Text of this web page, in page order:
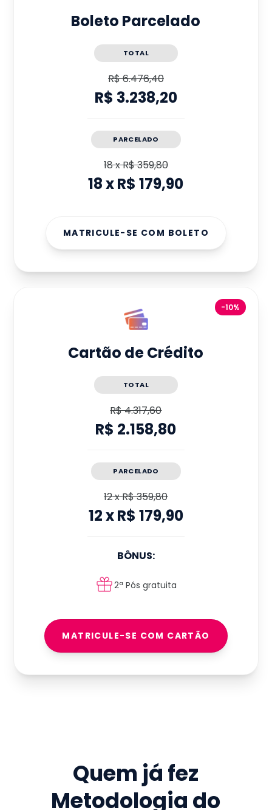
Boleto Parcelado
TOTAL
R$ 6.476,40
R$ 3.238,20
PARCELADO
18xR$ 359,80
18xR$ 179,90
MATRICULE-SE COM BOLETO
-10%
Cartão de Crédito
TOTAL
R$ 4.317,60
R$ 2.158,80
PARCELADO
12xR$ 359,80
12xR$ 179,90
BÔNUS:
2ª Pós gratuita
MATRICULE-SE COM CARTÃO
Quem já fez
Metodologia do